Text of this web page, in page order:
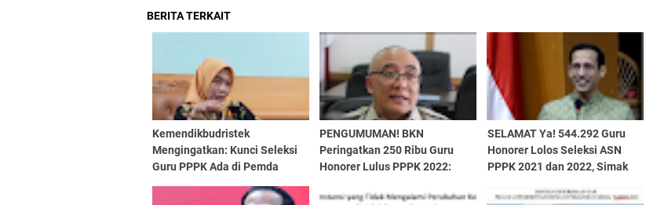
BERITA TERKAIT
Kemendikbudristek
Mengingatkan: Kunci Seleksi
Guru PPPK Ada di Pemda
PENGUMUMAN! BKN
Peringatkan 250 Ribu Guru
Honorer Lulus PPPK 2022:
Ini!
SELAMAT Ya! 544.292 Guru
Honorer Lolos Seleksi ASN
PPPK 2021 dan 2022, Simak
Berikut